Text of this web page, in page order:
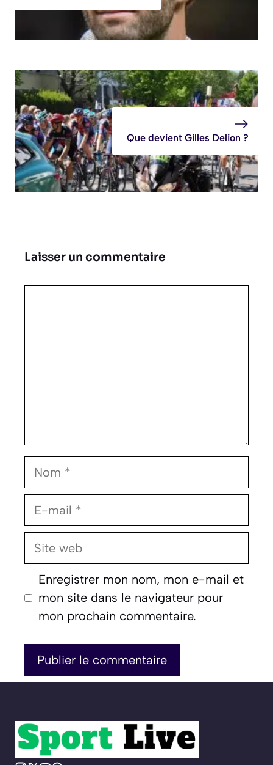
Que devient Gilles Delion ?
Laisser un commentaire
Nom
E-
Site
Enregistrer mon nom, mon e-mail et
mon site dans le navigateur pour
mon prochain commentaire.